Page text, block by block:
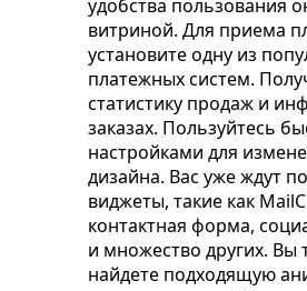
удобства пользования
витриной. Для приема
установите одну из
платежных систем.
статистику продаж и
заказах. Пользуйтесь
настройками для
дизайна. Вас уже ждут
виджеты, такие как
контактная форма,
и множество других. Вы
найдете подходящую